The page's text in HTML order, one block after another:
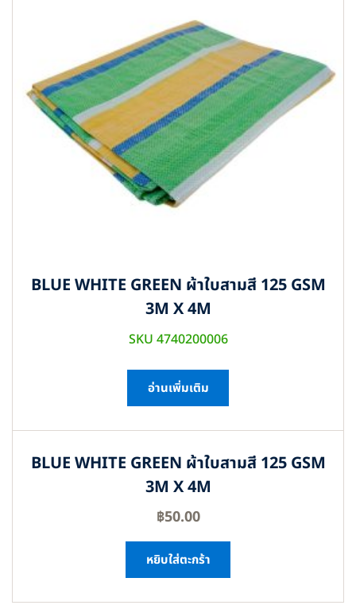
BLUE WHITE GREEN ผ้าใบสามสี 125 GSM
3M X 4M
SKU 4740200006
อ่านเพิ่มเติม
BLUE WHITE GREEN ผ้าใบสามสี 125 GSM
3M X 4M
฿50.00
หยิบใส่ตะกร้า